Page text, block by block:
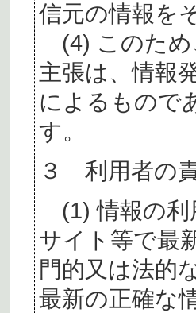
信元の情報を
(4) このため
主張は、情報
によるもので
す。
３ 利用者の
(1) 情報の利
サイト等で最
門的又は法的
最新の正確な